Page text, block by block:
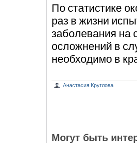
По статистике
раз в жизни
заболевания на
осложнений в
необходимо в
Анастасия Круглова
Могут быть